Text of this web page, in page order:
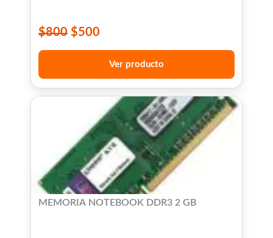
$800 $500
Ver producto
MEMORIA NOTEBOOK DDR3 2 GB